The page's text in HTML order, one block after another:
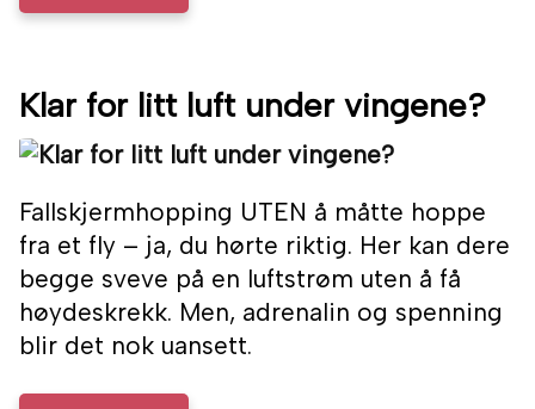
Klar for litt luft under vingene?
Fallskjermhopping UTEN å måtte hoppe
fra et fly – ja, du hørte riktig. Her kan dere
begge sveve på en luftstrøm uten å få
høydeskrekk. Men, adrenalin og spenning
blir det nok uansett.